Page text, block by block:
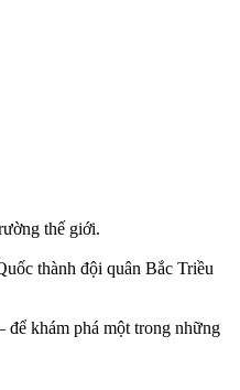
thế giới.
thành đội quân Bắc Triều
khám phá một trong những